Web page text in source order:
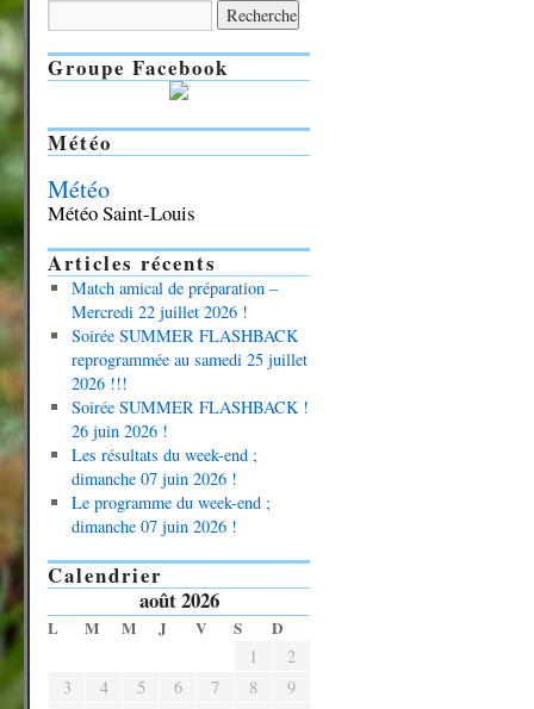
Groupe Facebook
Météo
Météo
Météo Saint-Louis
Articles récents
Match amical de préparation –
Mercredi 22 juillet 2026 !
Soirée SUMMER FLASHBACK
reprogrammée au samedi 25 juillet
2026 !!!
Soirée SUMMER FLASHBACK !
26 juin 2026 !
Les résultats du week-end ;
dimanche 07 juin 2026 !
Le programme du week-end ;
dimanche 07 juin 2026 !
Calendrier
août 2026
L M M J V S D
1
2
3
4 5 6 7 8
9